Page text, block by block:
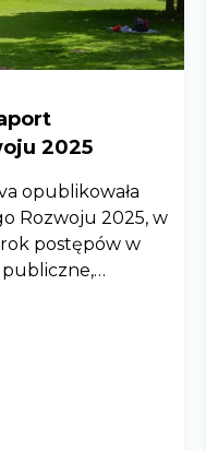
2025
opublikowała
Rozwoju 2025, w
postępów w
publiczne,